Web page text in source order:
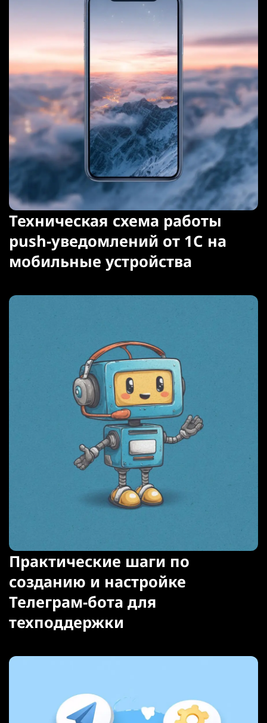
Техническая схема работы
push-уведомлений от 1С на
мобильные устройства
Практические шаги по
созданию и настройке
Телеграм-бота для
техподдержки